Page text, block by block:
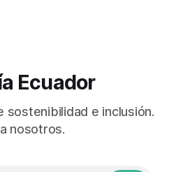
Ecuador
sostenibilidad e inclusión.
nosotros.